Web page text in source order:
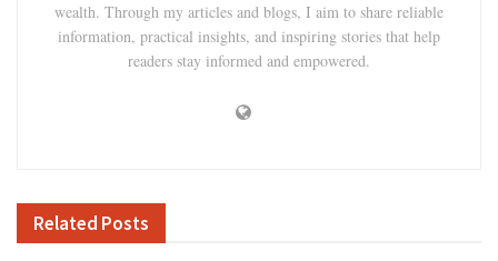
wealth. Through my articles and blogs, I aim to share reliable
information, practical insights, and inspiring stories that help
readers stay informed and empowered.
Related Posts